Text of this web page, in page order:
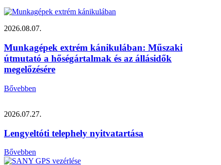
2026.08.07.
Munkagépek extrém kánikulában: Műszaki
útmutató a hőségártalmak és az állásidők
megelőzésére
Bővebben
2026.07.27.
Lengyeltóti telephely nyitvatartása
Bővebben